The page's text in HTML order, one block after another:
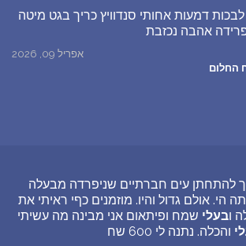
דמעות אחותי סנדוויץ כריך בגט מיטה
אהבה נכזבת
אפריל 09, 2026
החלום
להתחתן עים חברתיים שניפרדה מבעלה
הי. אולם גדול והיו. מוזמנים כףי ראיתי את
ובעלי שמח ופיתאום אני מבינה מה עשיתי
והכלה. נתנה לי 600 שח